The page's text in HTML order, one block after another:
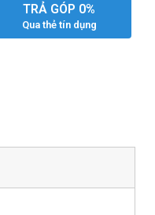
TRẢ GÓP 0%
Qua thẻ tín dụng